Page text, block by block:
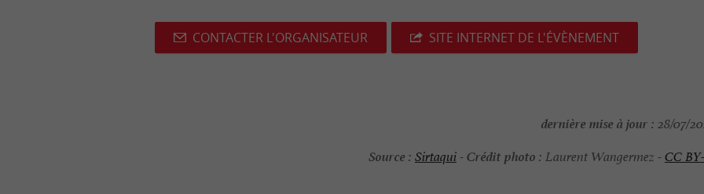
CONTACTER L'ORGANISATEUR SITE INTERNET DE L'ÉVÈNEMENT
dernière mise à jour : 28/07/
Source : Sirtaqui-Crédit photo : Laurent Wangermez -CC